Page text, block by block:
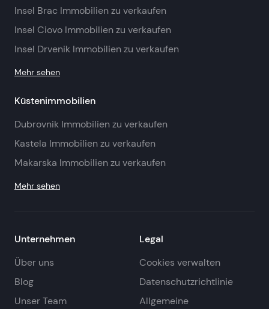
Insel Brac Immobilien zu verkaufen
Insel Ciovo Immobilien zu verkaufen
Insel Drvenik Immobilien zu verkaufen
Mehr sehen
Küstenimmobilien
Dubrovnik Immobilien zu verkaufen
Kastela Immobilien zu verkaufen
Makarska Immobilien zu verkaufen
Mehr sehen
Unternehmen
Über uns
Blog
Unser Team
Legal
Cookies verwalten
Datenschutzrichtlinie
Allgemeine